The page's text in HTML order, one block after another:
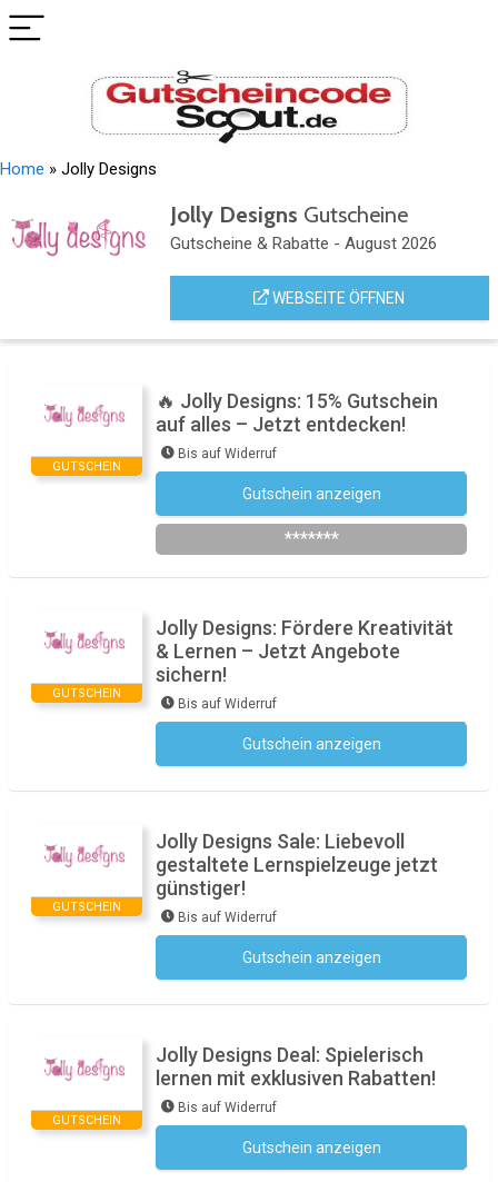
Home » Jolly Designs
Jolly Designs Gutscheine
Gutscheine & Rabatte - August 2026
WEBSEITE ÖFFNEN
GUTSCHEIN
🔥 Jolly Designs: 15% Gutschein
auf alles – Jetzt entdecken!
Bis auf Widerruf
Gutschein anzeigen
*******
GUTSCHEIN
Jolly Designs: Fördere Kreativität
& Lernen – Jetzt Angebote
sichern!
Bis auf Widerruf
Gutschein anzeigen
GUTSCHEIN
Jolly Designs Sale: Liebevoll
gestaltete Lernspielzeuge jetzt
günstiger!
Bis auf Widerruf
Gutschein anzeigen
GUTSCHEIN
Jolly Designs Deal: Spielerisch
lernen mit exklusiven Rabatten!
Bis auf Widerruf
Gutschein anzeigen